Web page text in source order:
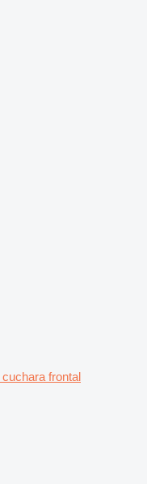
frontal